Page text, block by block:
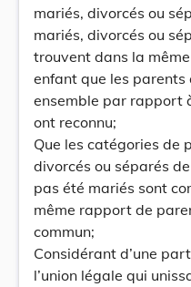
mariés, divorcés ou
mariés, divorcés ou
trouvent dans la
enfant que les parents
ensemble par rapport
ont reconnu;
Que les catégories de
divorcés ou séparés
pas été mariés sont
même rapport de
commun;
Considérant d’une
l’union légale qui